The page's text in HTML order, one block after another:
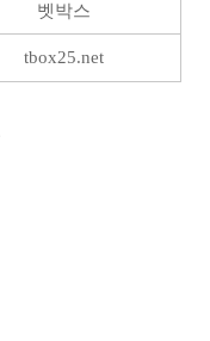
벳박스
tbox25.net